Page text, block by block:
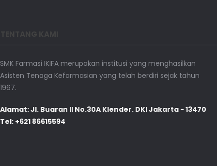
SMK Farmasi IKIFA merupakan institusi yang menghasilkan
Asisten Tenaga Kefarmasian yang telah berdiri sejak tahun
1967.
Alamat: Jl. Buaran II No.30A Klender. DKI Jakarta - 13470
Tel: +621 86615594